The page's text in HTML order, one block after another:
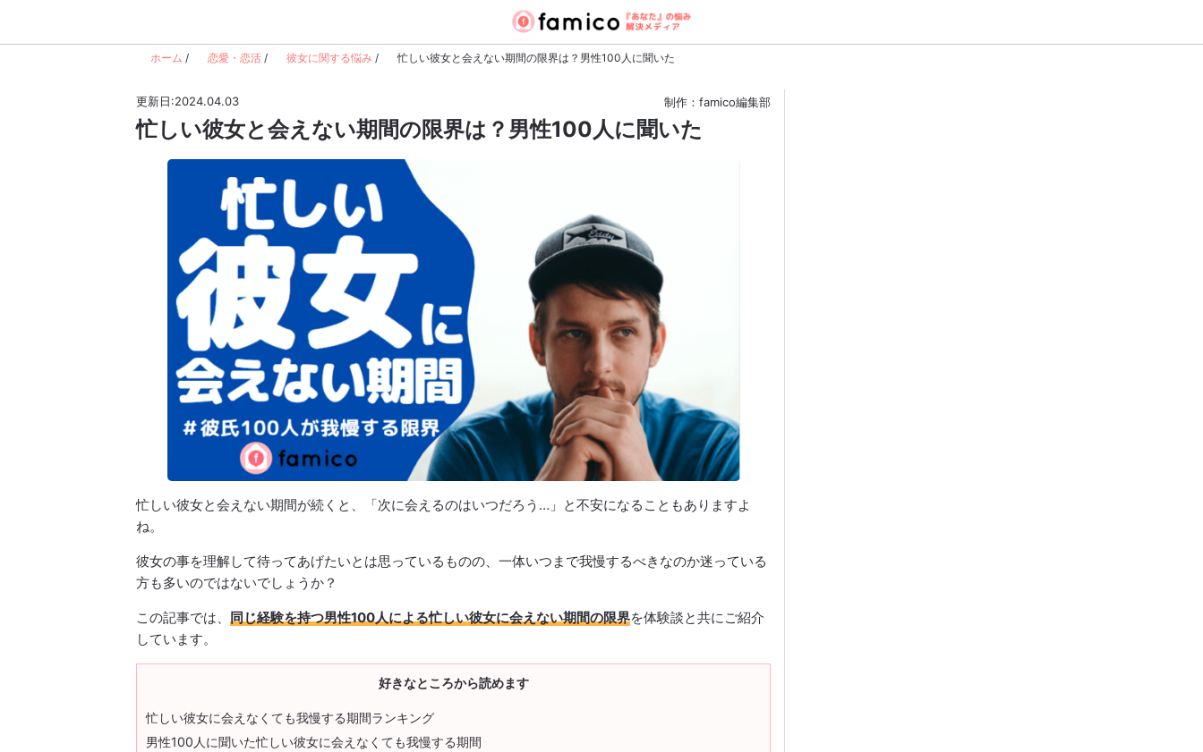
ホーム / 恋愛・恋活 / 彼女に関する悩み / 忙しい彼女と会えない期間の限界は？男性100人に聞いた
更新日:2024.04.03 制作：famico編集部
忙しい彼女と会えない期間の限界は？男性100人に聞いた
忙しい彼女と会えない期間が続くと、「次に会えるのはいつだろう…」と不安になることもありますよ
ね。
彼女の事を理解して待ってあげたいとは思っているものの、一体いつまで我慢するべきなのか迷っている
方も多いのではないでしょうか？
この記事では、 同じ経験を持つ男性100人による忙しい彼女に会えない期間の限界を体験談と共にご紹介
しています。
好きなところから読めます
忙しい彼女に会えなくても我慢する期間ランキング
男性100人に聞いた忙しい彼女に会えなくても我慢する期間